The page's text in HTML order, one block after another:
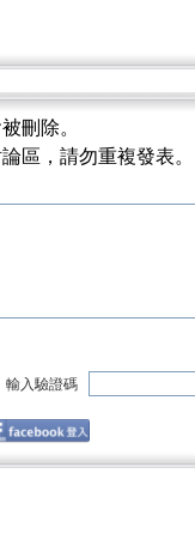
刪除。
區，請勿重複發表。
輸入驗證碼